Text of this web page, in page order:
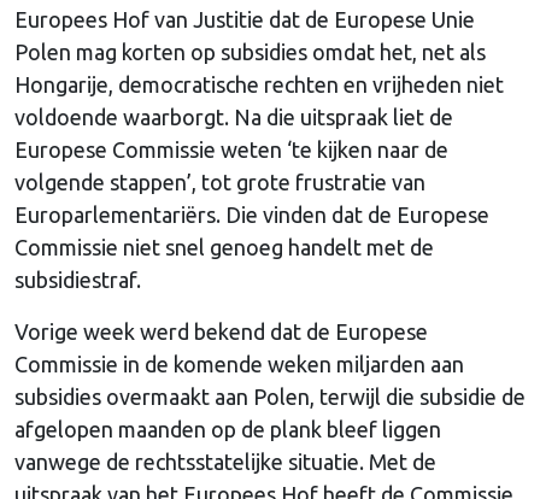
Europees Hof van Justitie dat de Europese Unie
Polen mag korten op subsidies omdat het, net als
Hongarije, democratische rechten en vrijheden niet
voldoende waarborgt. Na die uitspraak liet de
Europese Commissie weten ‘te kijken naar de
volgende stappen’, tot grote frustratie van
Europarlementariërs. Die vinden dat de Europese
Commissie niet snel genoeg handelt met de
subsidiestraf.
Vorige week werd bekend dat de Europese
Commissie in de komende weken miljarden aan
subsidies overmaakt aan Polen, terwijl die subsidie de
afgelopen maanden op de plank bleef liggen
vanwege de rechtsstatelijke situatie. Met de
uitspraak van het Europees Hof heeft de Commissie